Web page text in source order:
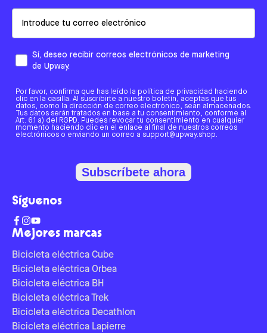
Mejores marcas
Bicicleta eléctrica Cube
Bicicleta eléctrica Orbea
Bicicleta eléctrica BH
Bicicleta eléctrica Trek
Bicicleta eléctrica Decathlon
Bicicleta eléctrica Lapierre
Sí, deseo recibir correos electrónicos de marketing
de Upway.
Por favor, confirma que has leído la política de privacidad haciendo
clic en la casilla. Al suscribirte a nuestro boletín, aceptas que tus
datos, como la dirección de correo electrónico, sean almacenados.
Tus datos serán tratados en base a tu consentimiento, conforme al
Art. 6.1 a) del RGPD. Puedes revocar tu consentimiento en cualquier
momento haciendo clic en el enlace al final de nuestros correos
electrónicos o enviando un correo a support@upway.shop.
Subscríbete ahora
Síguenos